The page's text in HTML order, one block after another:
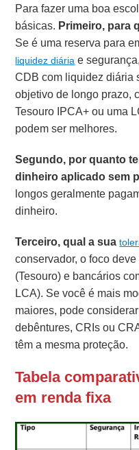
Para fazer uma boa
básicas. Primeiro, para
Se é uma reserva para
liquidez diária e
CDB com liquidez diária
objetivo de longo prazo,
Tesouro IPCA+ ou uma
podem ser melhores.
Segundo, por quanto
dinheiro aplicado sem
longos geralmente
dinheiro.
Terceiro, qual a sua
conservador, o foco
(Tesouro) e bancários
LCA). Se você é mais
maiores, pode
debêntures, CRIs ou
têm a mesma proteção.
Tabela
em renda fixa